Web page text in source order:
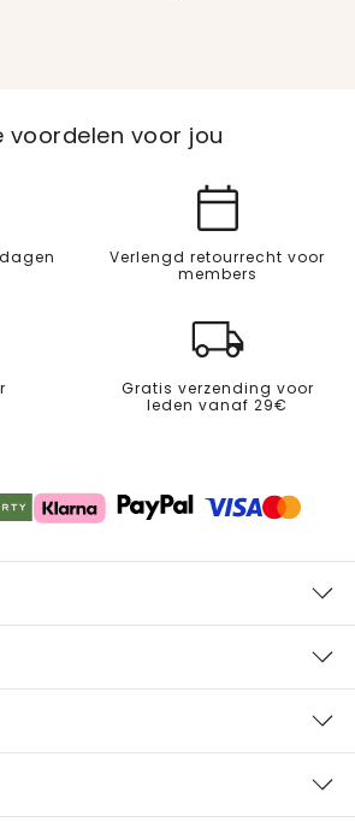
voordelen voor jou
Verlengd retourrecht voor
members
Gratis verzending voor
leden vanaf 29€